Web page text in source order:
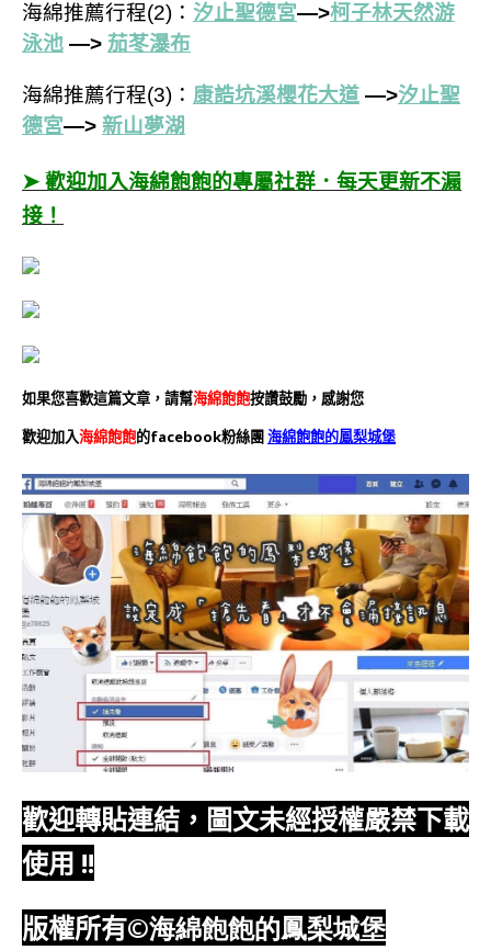
海綿推薦行程(2)： 汐止聖德宮—>柯子林天然游
泳池 —> 茄苳瀑布
海綿推薦行程(3)： 康誥坑溪櫻花大道 —>汐止聖
德宮—> 新山夢湖
➤ 歡迎加入海綿飽飽的專屬社群．每天更新不漏
接！
如果您喜歡這篇文章，請幫海綿飽飽按讚鼓勵，感謝您
歡迎加入海綿飽飽的facebook粉絲團海綿飽飽的鳳梨城堡
歡迎轉貼連結，圖文未經授權嚴禁下載
使用 !!
版權所有©海綿飽飽的鳳梨城堡